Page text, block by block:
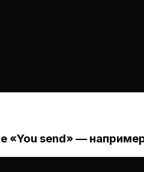
«You send» —